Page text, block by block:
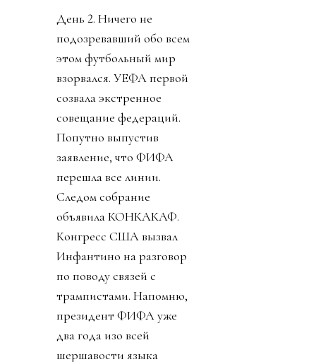
День 2. Ничего не
подозревавший обо всем
этом футбольный мир
взорвался. УЕФА первой
созвала экстренное
совещание федераций.
Попутно выпустив
заявление, что ФИФА
перешла все линии.
Следом собрание
объявила КОНКАКАФ.
Конгресс США вызвал
Инфантино на разговор
по поводу связей с
трампистами. Напомню,
президент ФИФА уже
два года изо всей
шершавости языка